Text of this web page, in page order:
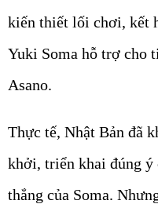
kiến thiết lối chơi, kết
Yuki Soma hỗ trợ cho
Asano.
Thực tế, Nhật Bản đã
khởi, triển khai đúng ý
thắng của Soma.